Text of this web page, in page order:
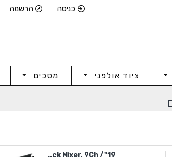
כניסה הרשמה
ציוד אולפני מסכים
19" / 4U Rack Mixer, 9Ch